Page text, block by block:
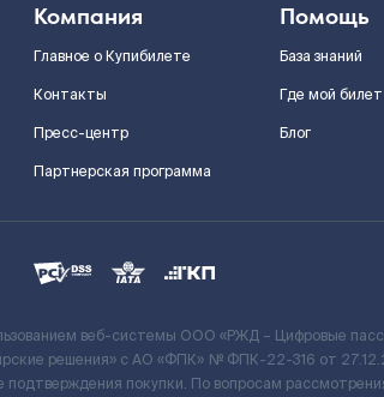
Компания
Главное о Купибилете
Контакты
Пресс-центр
Партнерская программа
Помощь
База знаний
Где мой билет
Блог
веб-системы ООО «РЖД – Цифровые
решения» c АО «ФПК» № ФПК-22-316 от
подтверждения покупки. По вопросам